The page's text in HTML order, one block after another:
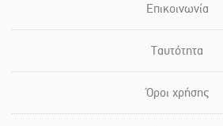
Επικοινωνία
Ταυτότητα
Όροι χρήσης